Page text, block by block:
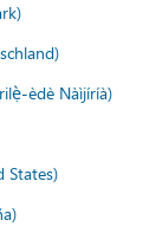
èdè Nàìjíríà)
States)